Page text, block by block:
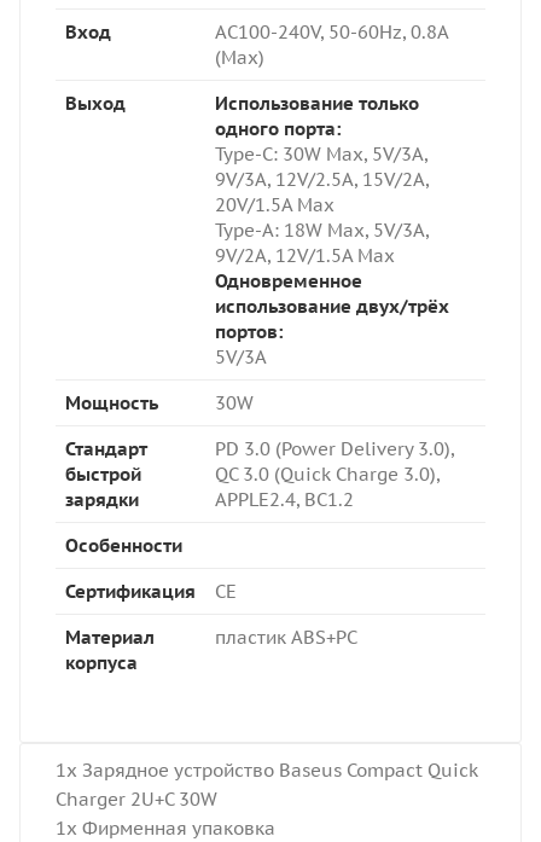
Вход
AC100-240V, 50-60Hz, 0.8A
(Max)
Выход
Использование только
одного порта:
Type-C: 30W Max, 5V/3A,
9V/3A, 12V/2.5A, 15V/2A,
20V/1.5A Max
Type-A: 18W Max, 5V/3A,
9V/2A, 12V/1.5A Max
Одновременное
использование двух/трёх
портов:
5V/3A
Мощность
30W
Стандарт
быстрой
зарядки
PD 3.0 (Power Delivery 3.0),
QC 3.0 (Quick Charge 3.0),
APPLE2.4, BC1.2
Особенности
Сертификация
CE
Материал
корпуса
пластик ABS+PC
1x Зарядное устройство Baseus Compact Quick
Charger 2U+C 30W
1x Фирменная упаковка